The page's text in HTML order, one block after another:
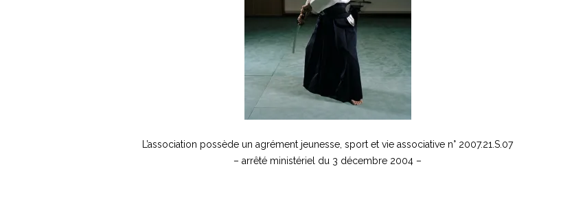
L’association possède un agrément jeunesse, sport et vie associative n° 2007.21.S.07
– arrêté ministériel du 3 décembre 2004 –